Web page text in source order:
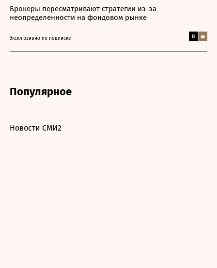
Брокеры пересматривают стратегии из-за
неопределенности на фондовом рынке
Эксклюзивно по подписке
Популярное
Новости СМИ2